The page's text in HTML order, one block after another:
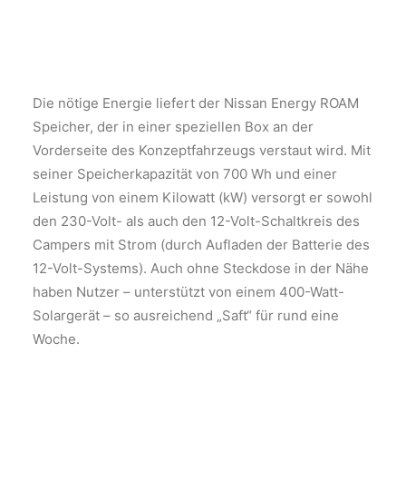
Die nötige Energie liefert der Nissan Energy ROAM
Speicher, der in einer speziellen Box an der
Vorderseite des Konzeptfahrzeugs verstaut wird. Mit
seiner Speicherkapazität von 700 Wh und einer
Leistung von einem Kilowatt (kW) versorgt er sowohl
den 230-Volt- als auch den 12-Volt-Schaltkreis des
Campers mit Strom (durch Aufladen der Batterie des
12-Volt-Systems). Auch ohne Steckdose in der Nähe
haben Nutzer – unterstützt von einem 400-Watt-
Solargerät – so ausreichend „Saft“ für rund eine
Woche.